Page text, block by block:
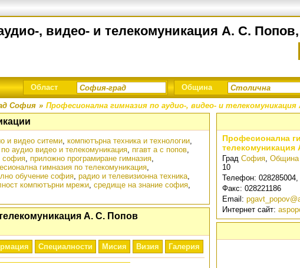
, видео- и телекомуникация А. С.
Област Община
София » Професионална гимназия по аудио-, видео- и
и видео ситеми, компютърна техника и технологии,
по аудио видео и телекомуникация, пгавт а с попов,
софия, приложно програмиране гимназия,
гимназия по телекомуникация,
обучение софия, радио и телевизионна техника,
компютърни мрежи, средище на знание софия,
А. С. Попов
Специалности Мисия Визия Галерия
Професионална
телекомуникация
Град София, Община
10
Телефон:
Факс: 028221186
Email:
Интернет сайт: